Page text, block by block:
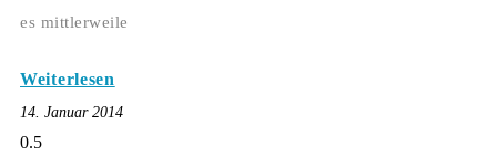
es mittlerweile
Weiterlesen
14. Januar 2014